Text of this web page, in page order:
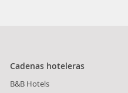
Cadenas hoteleras
B&B Hotels